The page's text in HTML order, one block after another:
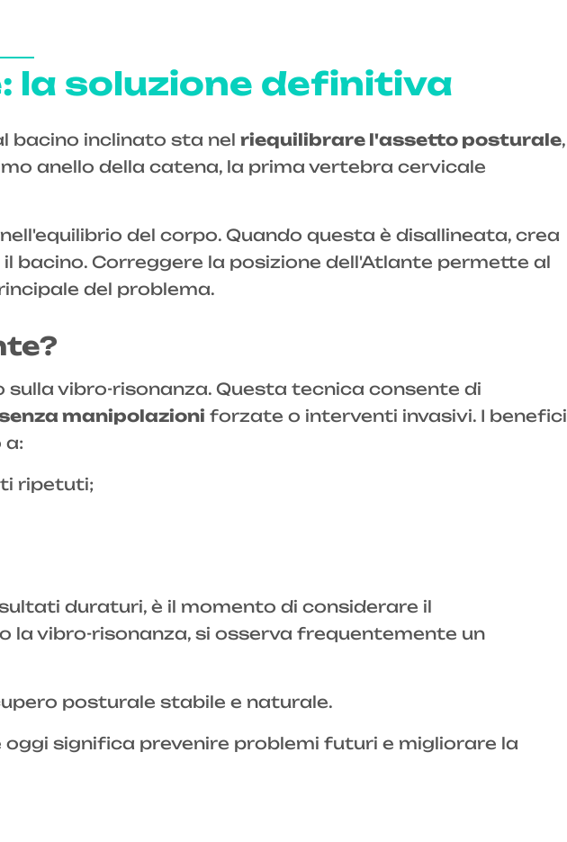
la soluzione definitiva
bacino inclinato sta nel riequilibrare l'assetto posturale,
anello della catena, la prima vertebra cervicale
del corpo. Quando questa è disallineata, crea
bacino. Correggere la posizione dell'Atlante permette al
del problema.
vibro-risonanza. Questa tecnica consente di
manipolazioni forzate o interventi invasivi. I benefici
a:
ripetuti;
duraturi, è il momento di considerare il
la vibro-risonanza, si osserva frequentemente un
posturale stabile e naturale.
significa prevenire problemi futuri e migliorare la